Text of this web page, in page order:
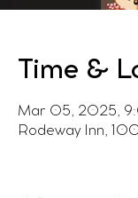
Time &
Mar 05, 2025,
Rodeway Inn,